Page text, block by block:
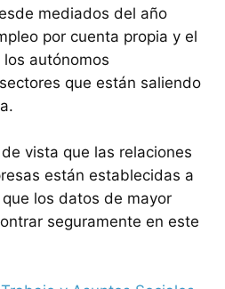
mediados del año
por cuenta propia y el
autónomos
que están saliendo
vista que las relaciones
están establecidas a
los datos de mayor
seguramente en este